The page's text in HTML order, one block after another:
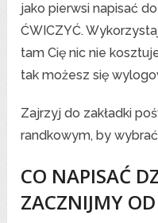
jako pierwsi napisać
ĆWICZYĆ.
tam Cię nic nie
tak możesz się
Zajrzyj do zakładki
randkowym, by
CO NAPISAĆ
ZACZNIJMY